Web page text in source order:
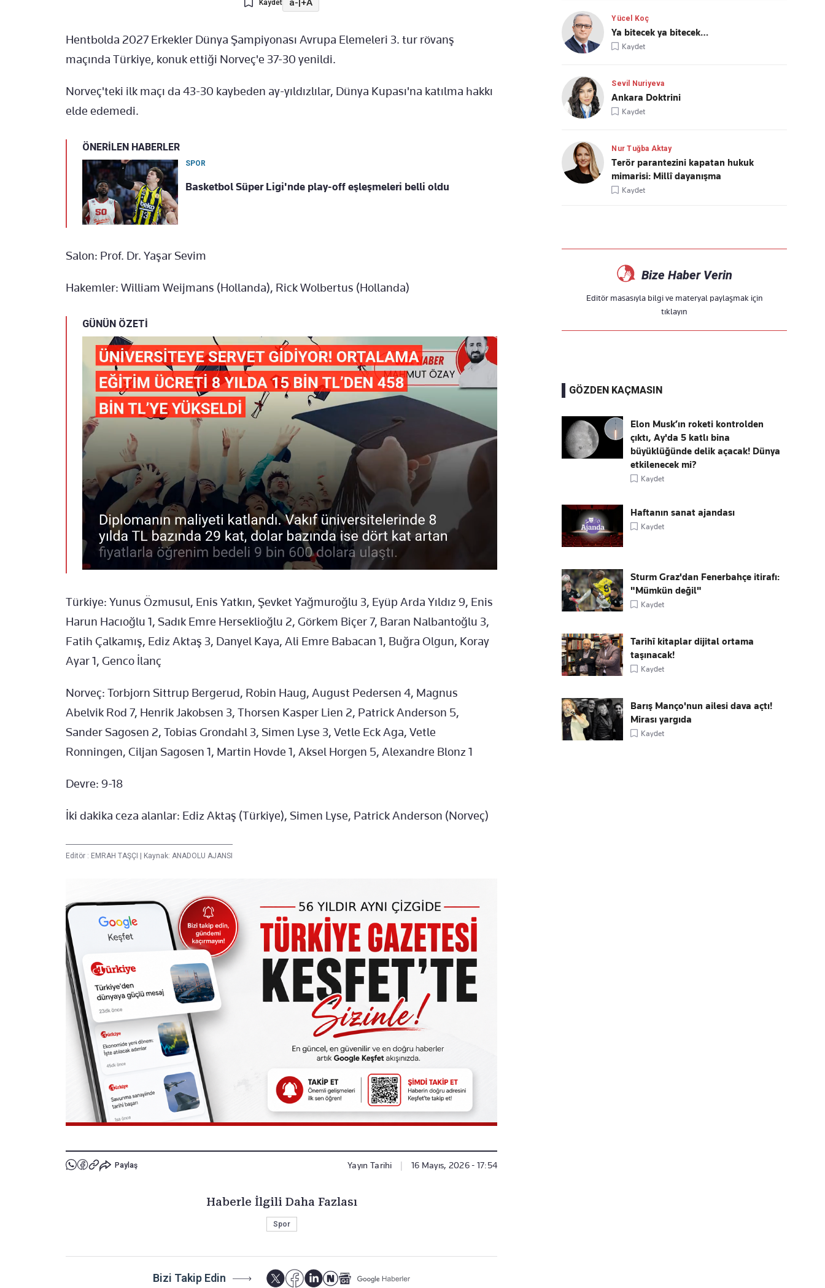
Kaydet a-|+A
Hentbolda 2027 Erkekler Dünya Şampiyonası Avrupa Elemeleri 3. tur rövanş
maçında Türkiye, konuk ettiği Norveç'e 37-30 yenildi.
Norveç'teki ilk maçı da 43-30 kaybeden ay-yıldızlılar, Dünya Kupası'na katılma hakkı
elde edemedi.
ÖNERİLEN HABERLER
SPOR
Basketbol Süper Ligi'nde play-off eşleşmeleri belli oldu
Salon: Prof. Dr. Yaşar Sevim
Hakemler: William Weijmans (Hollanda), Rick Wolbertus (Hollanda)
GÜNÜN ÖZETİ
Türkiye: Yunus Özmusul, Enis Yatkın, Şevket Yağmuroğlu 3, Eyüp Arda Yıldız 9, Enis
Harun Hacıoğlu 1, Sadık Emre Herseklioğlu 2, Görkem Biçer 7, Baran Nalbantoğlu 3,
Fatih Çalkamış, Ediz Aktaş 3, Danyel Kaya, Ali Emre Babacan 1, Buğra Olgun, Koray
Ayar 1, Genco İlanç
Norveç: Torbjorn Sittrup Bergerud, Robin Haug, August Pedersen 4, Magnus
Abelvik Rod 7, Henrik Jakobsen 3, Thorsen Kasper Lien 2, Patrick Anderson 5,
Sander Sagosen 2, Tobias Grondahl 3, Simen Lyse 3, Vetle Eck Aga, Vetle
Ronningen, Ciljan Sagosen 1, Martin Hovde 1, Aksel Horgen 5, Alexandre Blonz 1
Devre: 9-18
İki dakika ceza alanlar: Ediz Aktaş (Türkiye), Simen Lyse, Patrick Anderson (Norveç)
Editör : EMRAH TAŞÇI | Kaynak: ANADOLU AJANSI
Paylaş Yayın Tarihi 16 Mayıs, 2026 - 17:54
Haberle İlgili Daha Fazlası
Spor
Bizi Takip Edin
Yücel Koç
Ya bitecek ya bitecek…
Kaydet
Sevil Nuriyeva
Ankara Doktrini
Kaydet
Nur Tuğba Aktay
Terör parantezini kapatan hukuk
mimarisi: Millî dayanışma
Kaydet
Bize Haber Verin
Editör masasıyla bilgi ve materyal paylaşmak için
tıklayın
GÖZDEN KAÇMASIN
Elon Musk’ın roketi kontrolden
çıktı, Ay'da 5 katlı bina
büyüklüğünde delik açacak! Dünya
etkilenecek mi?
Kaydet
Haftanın sanat ajandası
Kaydet
Sturm Graz'dan Fenerbahçe itirafı:
"Mümkün değil"
Kaydet
Tarihî kitaplar dijital ortama
taşınacak!
Kaydet
Barış Manço'nun ailesi dava açtı!
Mirası yargıda
Kaydet